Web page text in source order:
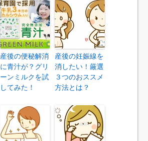
産後の便秘解消
に青汁が？グリ
ーンミルクを試
してみた！
産後の妊娠線を
消したい！厳選
３つのおススメ
方法とは？